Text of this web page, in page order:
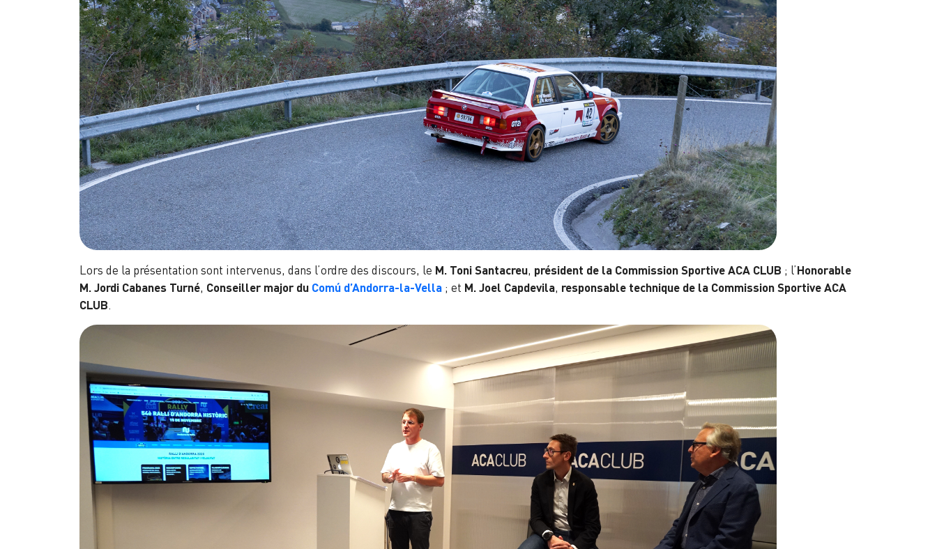
Lors de la présentation sont intervenus, dans l’ordre des discours, le M. Toni Santacreu, président de la Commission Sportive ACA CLUB ; l’Honorable
M. Jordi Cabanes Turné, Conseiller major du Comú d’Andorra-la-Vella ; et M. Joel Capdevila, responsable technique de la Commission Sportive ACA
CLUB.